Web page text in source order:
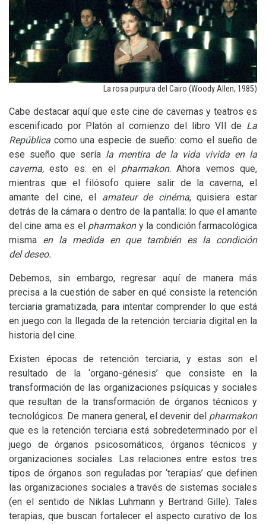
La rosa purpura del Cairo (Woody Allen, 1985)
Cabe destacar aquí que este cine de cavernas y teatros es
escenificado por Platón al comienzo del libro VII de La
República como una especie de sueño: como el sueño de
ese sueño que sería la mentira de la vida vivida en la
caverna, esto es: en el pharmakon. Ahora vemos que,
mientras que el filósofo quiere salir de la caverna, el
amante del cine, el amateur de cinéma, quisiera estar
detrás de la cámara o dentro de la pantalla: lo que el amante
del cine ama es el pharmakony la condición farmacológica
misma en la medida en que también es la condición
del deseo.
Debemos, sin embargo, regresar aquí de manera más
precisa a la cuestión de saber en qué consiste la retención
terciaria gramatizada, para intentar comprender lo que está
en juego con la llegada de la retención terciaria digital en la
historia del cine.
Existen épocas de retención terciaria, y estas son el
resultado de la ‘organo-génesis’ que consiste en la
transformación de las organizaciones psíquicas y sociales
que resultan de la transformación de órganos técnicos y
tecnológicos. De manera general, el devenir del pharmakon
que es la retención terciaria está sobredeterminado por el
juego de órganos psicosomáticos, órganos técnicos y
organizaciones sociales. Las relaciones entre estos tres
tipos de órganos son reguladas por ‘terapias’ que definen
las organizaciones sociales a través de sistemas sociales
(en el sentido de Niklas Luhmann y Bertrand Gille). Tales
terapias, que buscan fortalecer el aspecto curativo de los